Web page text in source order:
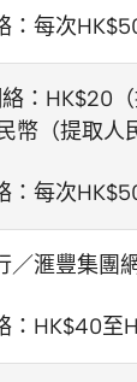
：每次
：HK$20
幣（提取人
：每次
／滙豐集團
：HK$40至